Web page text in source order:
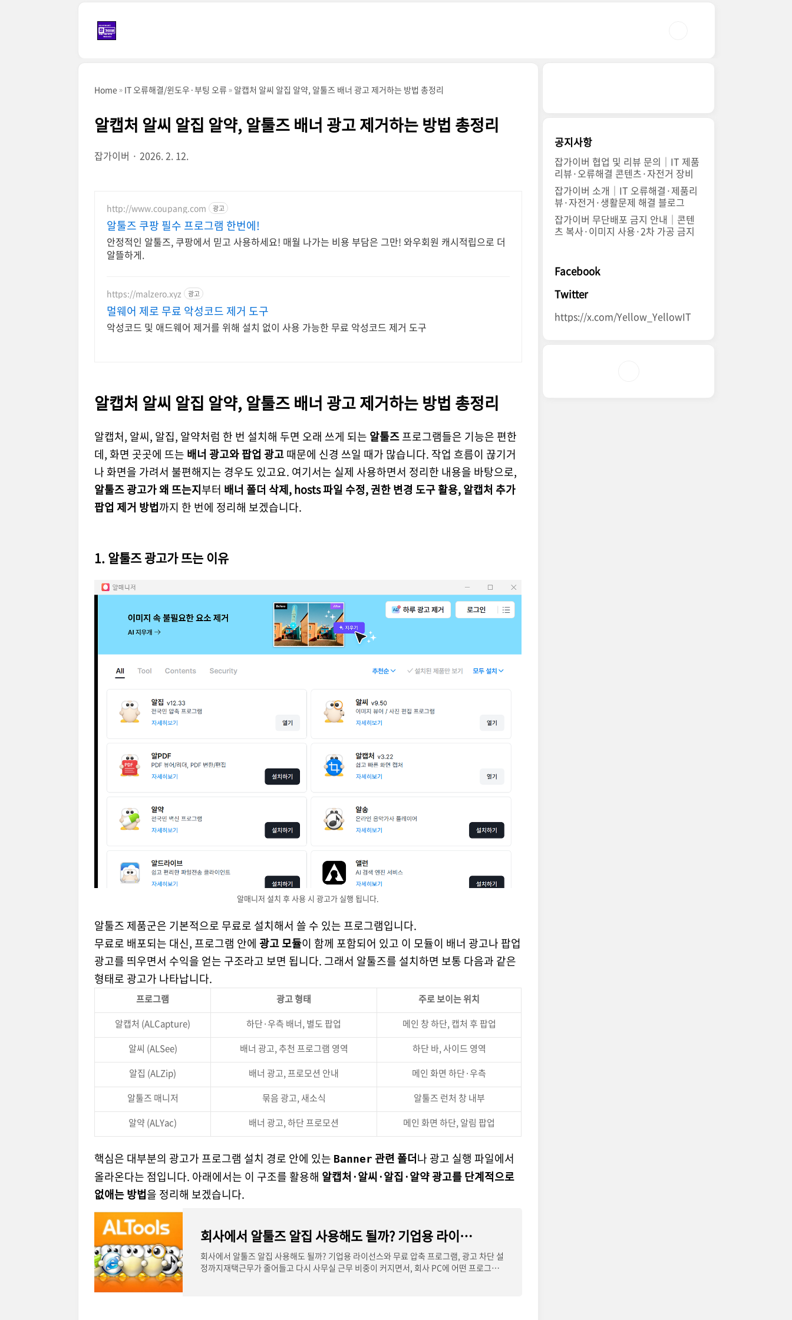
Home IT 오류해결/윈도우·부팅 오류 알캡처 알씨 알집 알약, 알툴즈 배너 광고 제거하는 방법 총정리
알캡처 알씨 알집 알약, 알툴즈 배너 광고 제거하는 방법 총정리
잡가이버 2026. 2. 12.
http://www.coupang.com 광고
알툴즈 쿠팡 필수 프로그램 한번에!
안정적인 알툴즈, 쿠팡에서 믿고 사용하세요! 매월 나가는 비용 부담은 그만! 와우회원 캐시적립으로 더
알뜰하게.
https://malzero.xyz 광고
멀웨어 제로 무료 악성코드 제거 도구
악성코드 및 애드웨어 제거를 위해 설치 없이 사용 가능한 무료 악성코드 제거 도구
알캡처 알씨 알집 알약, 알툴즈 배너 광고 제거하는 방법 총정리
알캡처, 알씨, 알집, 알약처럼 한 번 설치해 두면 오래 쓰게 되는 알툴즈프로그램들은 기능은 편한
데, 화면 곳곳에 뜨는 배너 광고와 팝업 광고때문에 신경 쓰일 때가 많습니다. 작업 흐름이 끊기거
나 화면을 가려서 불편해지는 경우도 있고요. 여기서는 실제 사용하면서 정리한 내용을 바탕으로,
알툴즈 광고가 왜 뜨는지부터 배너 폴더 삭제, hosts 파일 수정, 권한 변경 도구 활용, 알캡처 추가
팝업 제거 방법까지 한 번에 정리해 보겠습니다.
1. 알툴즈 광고가 뜨는 이유
알매니저 설치 후 사용 시 광고가 실행 됩니다.
알툴즈 제품군은 기본적으로 무료로 설치해서 쓸 수 있는 프로그램입니다.
무료로 배포되는 대신, 프로그램 안에 광고 모듈이 함께 포함되어 있고 이 모듈이 배너 광고나 팝업
광고를 띄우면서 수익을 얻는 구조라고 보면 됩니다. 그래서 알툴즈를 설치하면 보통 다음과 같은
형태로 광고가 나타납니다.
프로그램 광고 형태
주로 보이는 위치
알캡처 (ALCapture)
하단·우측 배너, 별도 팝업
메인 창 하단, 캡처 후 팝업
알씨 (ALSee)
배너 광고, 추천 프로그램 영역
하단 바, 사이드 영역
알집 (ALZip)
배너 광고, 프로모션 안내
메인 화면 하단·우측
알툴즈 매니저
묶음 광고, 새소식
알툴즈 런처 창 내부
알약 (ALYac)
배너 광고, 하단 프로모션 메인 화면 하단, 알림 팝업
핵심은 대부분의 광고가 프로그램 설치 경로 안에 있는 Banner관련 폴더나 광고 실행 파일에서
올라온다는 점입니다. 아래에서는 이 구조를 활용해 알캡처·알씨·알집·알약 광고를 단계적으로
없애는 방법을 정리해 보겠습니다.
회사에서 알툴즈 알집 사용해도 될까? 기업용 라이선스와 무료 압축 프로그램, 광고 차단 설정
회사에서 알툴즈 알집 사용해도 될까? 기업용 라이선스와 무료 압축 프로그램, 광고 차단 설
정까지재택근무가 줄어들고 다시 사무실 근무 비중이 커지면서, 회사 PC에 어떤 프로그램
공지사항
잡가이버 협업 및 리뷰 문의｜IT 제품
리뷰·오류해결 콘텐츠·자전거 장비
잡가이버 소개｜IT 오류해결·제품리
뷰·자전거·생활문제 해결 블로그
잡가이버 무단배포 금지 안내｜콘텐
츠 복사·이미지 사용·2차 가공 금지
Facebook
Twitter
https://x.com/Yellow_YellowIT